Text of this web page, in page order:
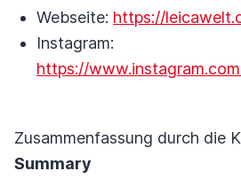
Webseite: https://
Instagram:
https://
Zusammenfassung durch die
Summary